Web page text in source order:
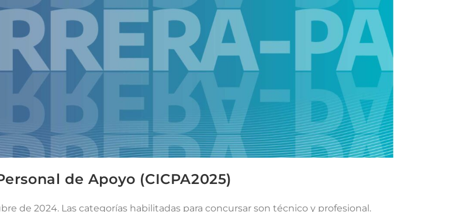
de Apoyo (CICPA2025)
de 2024. Las categorías habilitadas para concursar son técnico y profesional.